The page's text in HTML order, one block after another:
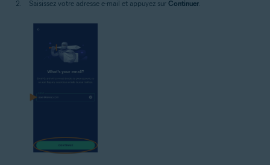
Saisissez votre adresse e-mail et appuyez sur Continuer